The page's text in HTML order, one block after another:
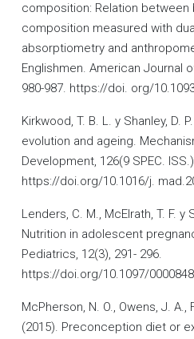
composition: Relation
composition measured with
absorptiometry and
Englishmen. American Journal
980-987. https://doi. org/
Kirkwood, T. B. L. y Shanley, D.
evolution and ageing.
Development, 126(9 SPEC.
https://doi.org/10.1016/j.
Lenders, C. M., McElrath, T. F. y
Nutrition in adolescent
Pediatrics, 12(3), 291- 296.
https://doi.org/10.1097/
McPherson, N. O., Owens, J. A.,
(2015). Preconception diet or